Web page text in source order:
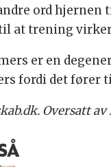
ord hjernen
at trening
er en
fordi det fører
Oversatt